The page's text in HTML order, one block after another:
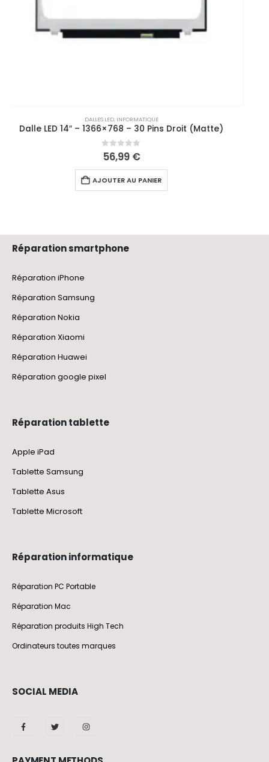
DALLES LED,INFORMATIQUE
Dalle LED Slim 15.6″ – 1366×768 – 30 Pins Droite (Matte)
0out of 5
60,99
AJOUTER AU PANIER
Réparation smartphone
Réparation iPhone
Réparation Samsung
Réparation Nokia
Réparation Xiaomi
Réparation Huawei
Réparation google pixel
Réparation tablette
Apple iPad
Tablette Samsung
Tablette Asus
Tablette Microsoft
Réparation informatique
Réparation PC Portable
Réparation Mac
Réparation produits High Tech
Ordinateurs toutes marques
SOCIAL MEDIA